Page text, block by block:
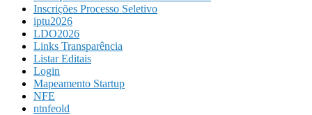
Inscrições Processo Seletivo
iptu2026
LDO2026
Links Transparência
Listar Editais
Login
Mapeamento Startup
NFE
ntnfeold